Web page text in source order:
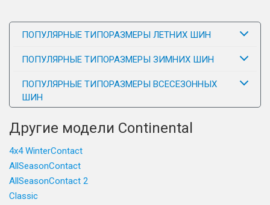
ПОПУЛЯРНЫЕ ТИПОРАЗМЕРЫ ЛЕТНИХ ШИН
ПОПУЛЯРНЫЕ ТИПОРАЗМЕРЫ ЗИМНИХ ШИН
ПОПУЛЯРНЫЕ ТИПОРАЗМЕРЫ ВСЕСЕЗОННЫХ
ШИН
Другие модели Continental
4x4 WinterContact
AllSeasonContact
AllSeasonContact 2
Classic